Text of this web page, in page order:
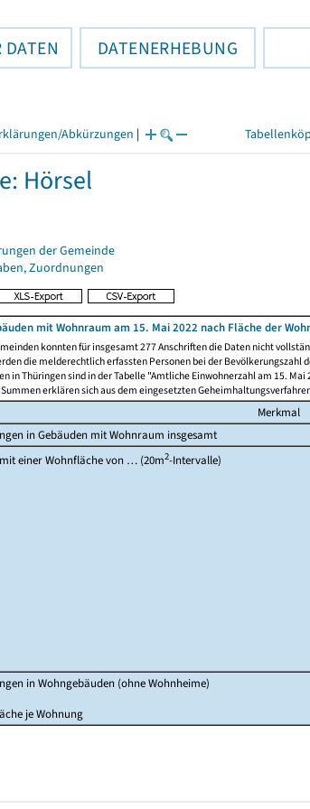
DATENERHEBUNG
Abkürzungen |
Hörsel
der Gemeinde
Zuordnungen
mit Wohnraum am 15. Mai 2022 nach Fläche der
konnten für insgesamt 277 Anschriften die Daten nicht
die melderechtlich erfassten Personen bei der
in Thüringen sind in der Tabelle "Amtliche Einwohnerzahl am 15.
erklären sich aus dem eingesetzten
Merkmal
in Gebäuden mit Wohnraum insgesamt
einer Wohnfläche von … (20m2-Intervalle)
in Wohngebäuden (ohne Wohnheime)
je Wohnung